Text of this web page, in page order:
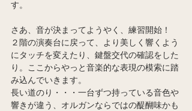
す。
さあ、音が決まってようやく、練習開始！
２階の演奏台に戻って、より美しく響くよう
にタッチを変えたり、鍵盤交代の確認をした
り。ここからやっと音楽的な表現の模索に踏
み込んでいきます。
長い道のり・・・一台ずつ持っている音色や
響きが違う、オルガンならではの醍醐味かも